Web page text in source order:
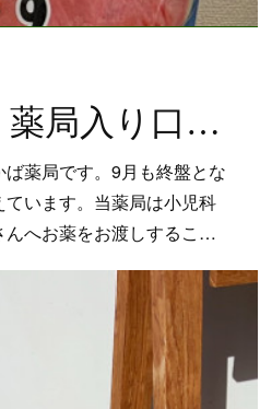
わかば薬局 薬局入り口のトトロ、補修しました
薬局です。9月も終盤とな
います。当薬局は小児科
んへお薬をお渡しするこ…